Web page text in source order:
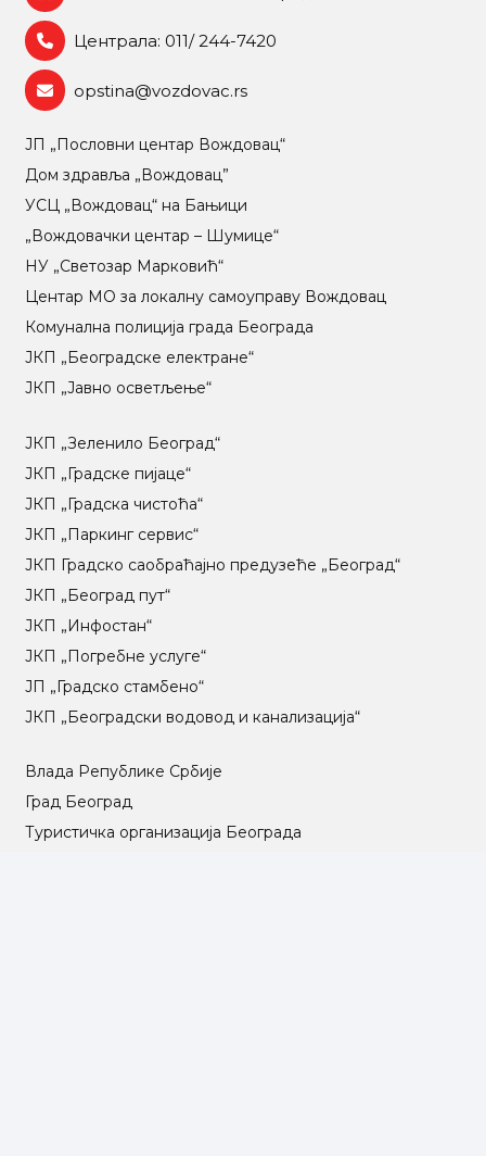
Централа: 011/ 244-7420
opstina@vozdovac.rs
ЈП „Пословни центар Вождовац“
Дом здравља „Вождовац”
УСЦ „Вождовац“ на Бањици
„Вождовачки центар – Шумице“
НУ „Светозар Марковић“
Центар МO за локалну самоуправу Вождовац
Комунална полиција града Београда
ЈКП „Београдске електране“
ЈКП „Јавно осветљење“
ЈКП „Зеленило Београд“
ЈКП „Градске пијаце“
ЈКП „Градска чистоћа“
ЈКП „Паркинг сервис“
ЈКП Градско саобраћајно предузеће „Београд“
ЈКП „Београд пут“
ЈКП „Инфостан“
ЈКП „Погребне услуге“
ЈП „Градско стамбено“
ЈКП „Београдски водовод и канализација“
Влада Републике Србије
Град Београд
Туристичка организација Београда